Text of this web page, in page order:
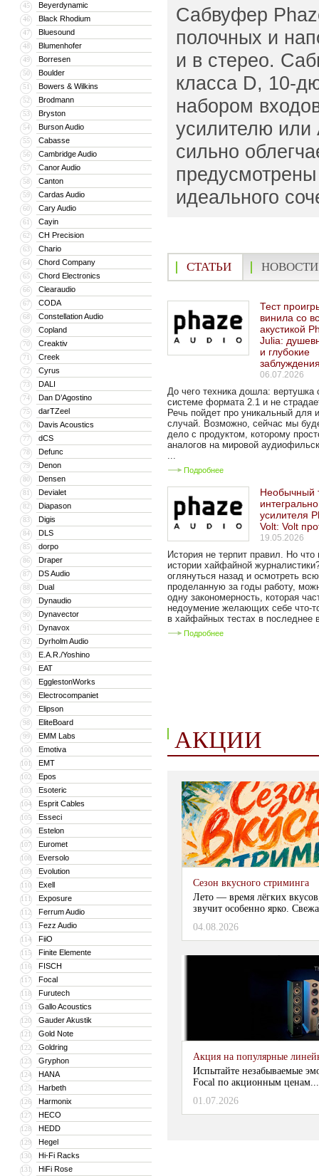
45 Beyerdynamic
46 Black Rhodium
47 Bluesound
48 Blumenhofer
49 Borresen
50 Boulder
51 Bowers & Wilkins
52 Brodmann
53 Bryston
54 Burson Audio
55 Cabasse
56 Cambridge Audio
57 Canor Audio
58 Canton
59 Cardas Audio
60 Cary Audio
61 Cayin
62 CH Precision
63 Chario
64 Chord Company
65 Chord Electronics
66 Clearaudio
67 CODA
68 Constellation Audio
69 Copland
70 Creaktiv
71 Creek
72 Cyrus
73 DALI
74 Dan D’Agostino
75 darTZeel
76 Davis Acoustics
77 dCS
78 Defunc
79 Denon
80 Densen
81 Devialet
82 Diapason
83 Digis
84 DLS
85 dorpo
86 Draper
87 DS Audio
88 Dual
89 Dynaudio
90 Dynavector
91 Dynavox
92 Dyrholm Audio
93 E.A.R./Yoshino
94 EAT
95 EgglestonWorks
96 Electrocompaniet
97 Elipson
98 EliteBoard
99 EMM Labs
100 Emotiva
101 EMT
102 Epos
103 Esoteric
104 Esprit Cables
105 Esseci
106 Estelon
107 Euromet
108 Eversolo
109 Evolution
110 Exell
111 Exposure
112 Ferrum Audio
113 Fezz Audio
114 FiiO
115 Finite Elemente
116 FISCH
117 Focal
118 Furutech
119 Gallo Acoustics
120 Gauder Akustik
121 Gold Note
122 Goldring
123 Gryphon
124 HANA
125 Harbeth
126 Harmonix
127 HECO
128 HEDD
129 Hegel
130 Hi-Fi Racks
131 HiFi Rose
Сабвуфер
полочных и
и в стерео.
класса D, 10-
набором
усилителю или
сильно
идеального
СТАТЬИ НОВОСТИ
Тест
винила со
акустикой
Julia:
и глубокие
06.07.2026
До чего техника дошла: вертушка
системе формата 2.1 и не
Речь пойдет про уникальный для
случай. Возможно, сейчас мы
дело с продуктом, которому
аналогов на мировой
...
Подробнее
Необычный
усилителя
Volt: Volt
19.05.2026
История не терпит правил. Но что
истории хайфайной
оглянуться назад и осмотреть всю
проделанную за годы работу,
одну закономерность, которая
недоумение желающих себе что-
в хайфайных тестах в последнее
Подробнее
АКЦИИ
Сезон вкусного стриминга
Лето — время лёгких
звучит особенно ярко.
04.08.2026
Акция на популярные
Испытайте незабываемые
Focal по акционным
01.07.2026